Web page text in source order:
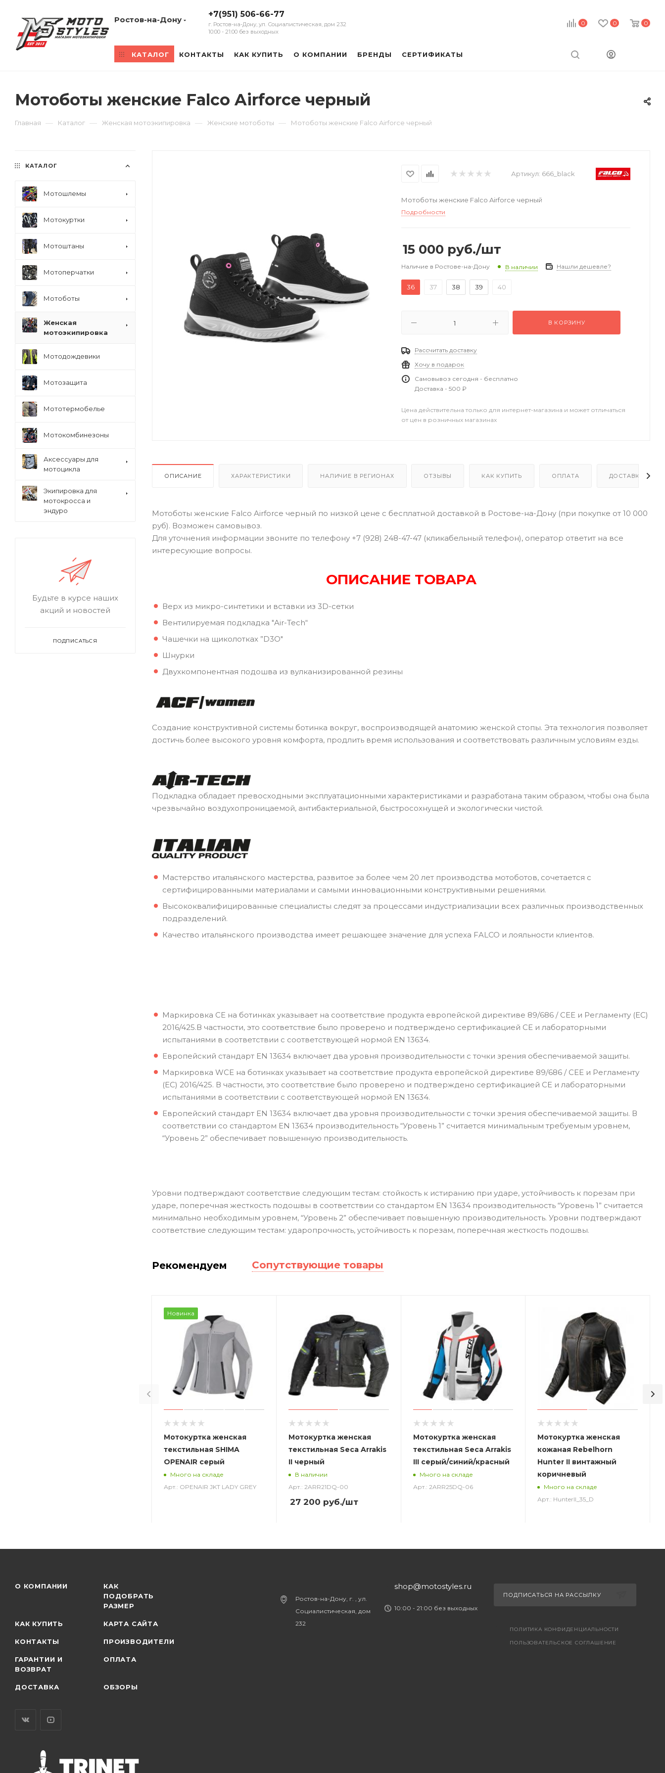
0 0 0
Ростов-на-Дону
+7(951) 506-66-77
г. Ростов-на-Дону, ул. Социалистическая, дом 232
10:00 - 21:00 без выходных
КАТАЛОГ КОНТАКТЫ КАК КУПИТЬ О КОМПАНИИ БРЕНДЫ СЕРТИФИКАТЫ
Мотоботы женские Falco Airforce черный
Главная — Каталог — Женская мотоэкипировка — Женские мотоботы — Мотоботы женские Falco Airforce черный
Артикул: 666_black
Мотоботы женские Falco Airforce черный
Подробности
15 000 руб./шт
Наличие в Ростове-на-Дону В наличии Нашли дешевле?
36 37 38 39 40
В КОРЗИНУ
Рассчитать доставку
Хочу в подарок
Самовывоз сегодня - бесплатно
Доставка - 500 ₽
Цена действительна только для интернет-магазина и может отличаться
от цен в розничных магазинах
ОПИСАНИЕ ХАРАКТЕРИСТИКИ НАЛИЧИЕ В РЕГИОНАХ ОТЗЫВЫ КАК КУПИТЬ ОПЛАТА ДОСТАВКА
Мотоботы женские Falco Airforce черный по низкой цене с бесплатной доставкой в Ростове-на-Дону (при покупке от 10 000
руб). Возможен самовывоз.
Для уточнения информации звоните по телефону +7 (928) 248-47-47 (кликабельный телефон), оператор ответит на все
интересующие вопросы.
ОПИСАНИЕ ТОВАРА
Верх из микро-синтетики и вставки из 3D-сетки
Вентилируемая подкладка "Air-Tech“
Чашечки на щиколотках ”D3O"
Шнурки
Двухкомпонентная подошва из вулканизированной резины
Создание конструктивной системы ботинка вокруг, воспроизводящей анатомию женской стопы. Эта технология позволяет
достичь более высокого уровня комфорта, продлить время использования и соответствовать различным условиям езды.
Подкладка обладает превосходными эксплуатационными характеристиками и разработана таким образом, чтобы она была
чрезвычайно воздухопроницаемой, антибактериальной, быстросохнущей и экологически чистой.
Мастерство итальянского мастерства, развитое за более чем 20 лет производства мотоботов, сочетается с
сертифицированными материалами и самыми инновационными конструктивными решениями.
Высококвалифицированные специалисты следят за процессами индустриализации всех различных производственных
подразделений.
Качество итальянского производства имеет решающее значение для успеха FALCO и лояльности клиентов.
Маркировка CE на ботинках указывает на соответствие продукта европейской директиве 89/686 / CEE и Регламенту (ЕС)
2016/425.В частности, это соответствие было проверено и подтверждено сертификацией CE и лабораторными
испытаниями в соответствии с соответствующей нормой EN 13634.
Европейский стандарт EN 13634 включает два уровня производительности с точки зрения обеспечиваемой защиты.
Маркировка WCE на ботинках указывает на соответствие продукта европейской директиве 89/686 / CEE и Регламенту
(ЕС) 2016/425. В частности, это соответствие было проверено и подтверждено сертификацией CE и лабораторными
испытаниями в соответствии с соответствующей нормой EN 13634.
Европейский стандарт EN 13634 включает два уровня производительности с точки зрения обеспечиваемой защиты. В
соответствии со стандартом EN 13634 производительность “Уровень 1” считается минимальным требуемым уровнем,
“Уровень 2” обеспечивает повышенную производительность.
Уровни подтверждают соответствие следующим тестам: стойкость к истиранию при ударе, устойчивость к порезам при
ударе, поперечная жесткость подошвы в соответствии со стандартом EN 13634 производительность “Уровень 1” считается
минимально необходимым уровнем, “Уровень 2” обеспечивает повышенную производительность. Уровни подтверждают
соответствие следующим тестам: ударопрочность, устойчивость к порезам, поперечная жесткость подошвы.
Рекомендуем Сопутствующие товары
Новинка
Мотокуртка женская
текстильная SHIMA
OPENAIR серый
Много на складе
Арт.: OPENAIR JKT LADY GREY
Мотокуртка женская
текстильная Seca Arrakis
II черный
В наличии
Арт.: 2ARR21DQ-00
27 200 руб./шт
Мотокуртка женская
текстильная Seca Arrakis
III серый/синий/красный
Много на складе
Арт.: 2ARR25DQ-06
Мотокуртка женская
кожаная Rebelhorn
Hunter II винтажный
коричневый
Много на складе
Арт.: HunterII_35_D
КАТАЛОГ
Мотошлемы
Мотокуртки
Мотоштаны
Мотоперчатки
Мотоботы
Женская
мотоэкипировка
Мотодождевики
Мотозащита
Мототермобелье
Мотокомбинезоны
Аксессуары для
мотоцикла
Экипировка для
мотокросса и
эндуро
Будьте в курсе наших
акций и новостей
ПОДПИСАТЬСЯ
О КОМПАНИИ
КАК
ПОДОБРАТЬ
РАЗМЕР
КАК КУПИТЬ КАРТА САЙТА
КОНТАКТЫ ПРОИЗВОДИТЕЛИ
ГАРАНТИИ И
ВОЗВРАТ
ОПЛАТА
ДОСТАВКА ОБЗОРЫ
Ростов-на-Дону, г. , ул.
Социалистическая, дом
232
shop@motostyles.ru
10:00 - 21:00 без выходных
ПОДПИСАТЬСЯ НА РАССЫЛКУ
ПОЛИТИКА КОНФИДЕНЦИАЛЬНОСТИ
ПОЛЬЗОВАТЕЛЬСКОЕ СОГЛАШЕНИЕ